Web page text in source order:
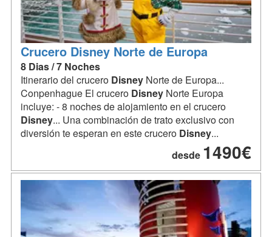
Crucero Disney Norte de Europa
8 Dias / 7 Noches
Itinerario del crucero Disney Norte de Europa...
Conpenhague El crucero Disney Norte Europa
incluye: - 8 noches de alojamiento en el crucero
Disney... Una combinación de trato exclusivo con
diversión te esperan en este crucero Disney...
desde 1490€